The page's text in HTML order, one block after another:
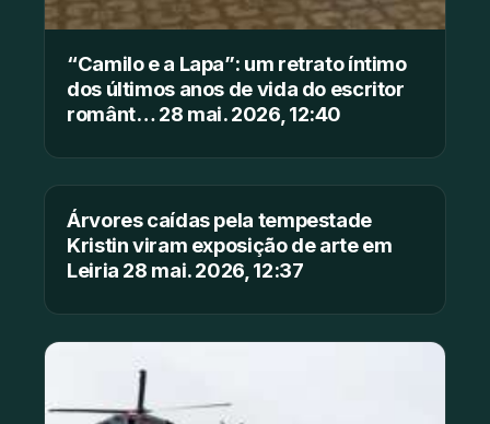
“Camilo e a Lapa”: um retrato íntimo
dos últimos anos de vida do escritor
românt… 28 mai. 2026, 12:40
Árvores caídas pela tempestade
Kristin viram exposição de arte em
Leiria 28 mai. 2026, 12:37